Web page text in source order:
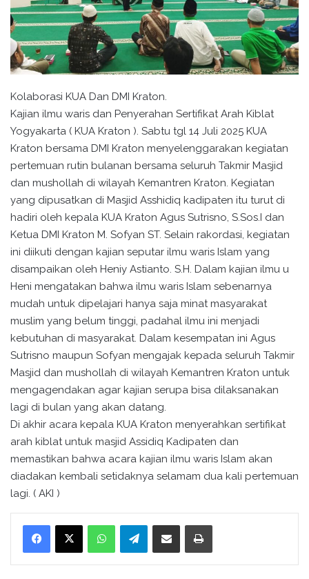
Kolaborasi KUA Dan DMI Kraton.
Kajian ilmu waris dan Penyerahan Sertifikat Arah Kiblat
Yogyakarta ( KUA Kraton ). Sabtu tgl 14 Juli 2025 KUA
Kraton bersama DMI Kraton menyelenggarakan kegiatan
pertemuan rutin bulanan bersama seluruh Takmir Masjid
dan mushollah di wilayah Kemantren Kraton. Kegiatan
yang dipusatkan di Masjid Asshidiq kadipaten itu turut di
hadiri oleh kepala KUA Kraton Agus Sutrisno, S.Sos.I dan
Ketua DMI Kraton M. Sofyan ST. Selain rakordasi, kegiatan
ini diikuti dengan kajian seputar ilmu waris Islam yang
disampaikan oleh Heniy Astianto. S.H. Dalam kajian ilmu u
Heni mengatakan bahwa ilmu waris Islam sebenarnya
mudah untuk dipelajari hanya saja minat masyarakat
muslim yang belum tinggi, padahal ilmu ini menjadi
kebutuhan di masyarakat. Dalam kesempatan ini Agus
Sutrisno maupun Sofyan mengajak kepada seluruh Takmir
Masjid dan mushollah di wilayah Kemantren Kraton untuk
mengagendakan agar kajian serupa bisa dilaksanakan
lagi di bulan yang akan datang.
Di akhir acara kepala KUA Kraton menyerahkan sertifikat
arah kiblat untuk masjid Assidiq Kadipaten dan
memastikan bahwa acara kajian ilmu waris Islam akan
diadakan kembali setidaknya selamam dua kali pertemuan
lagi. ( AKI )
WhatsApp Telegram